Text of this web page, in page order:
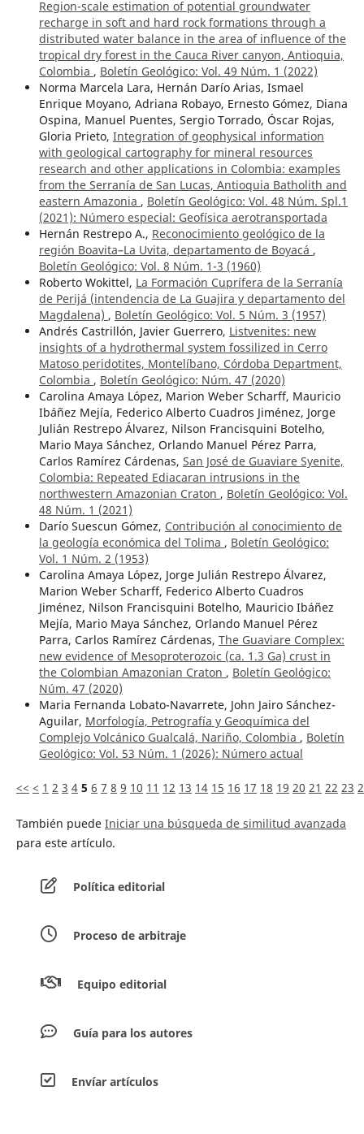
Region-scale estimation of potential groundwater
recharge in soft and hard rock formations through a
distributed water balance in the area of influence of the
tropical dry forest in the Cauca River canyon, Antioquia,
Colombia , Boletín Geológico: Vol. 49 Núm. 1 (2022)
Norma Marcela Lara, Hernán Darío Arias, Ismael
Enrique Moyano, Adriana Robayo, Ernesto Gómez, Diana
Ospina, Manuel Puentes, Sergio Torrado, Óscar Rojas,
Gloria Prieto, Integration of geophysical information
with geological cartography for mineral resources
research and other applications in Colombia: examples
from the Serranía de San Lucas, Antioquia Batholith and
eastern Amazonia , Boletín Geológico: Vol. 48 Núm. Spl.1
(2021): Número especial: Geofísica aerotransportada
Hernán Restrepo A., Reconocimiento geológico de la
región Boavita–La Uvita, departamento de Boyacá ,
Boletín Geológico: Vol. 8 Núm. 1-3 (1960)
Roberto Wokittel, La Formación Cuprífera de la Serranía
de Perijá (intendencia de La Guajira y departamento del
Magdalena) , Boletín Geológico: Vol. 5 Núm. 3 (1957)
Andrés Castrillón, Javier Guerrero, Listvenites: new
insights of a hydrothermal system fossilized in Cerro
Matoso peridotites, Montelíbano, Córdoba Department,
Colombia , Boletín Geológico: Núm. 47 (2020)
Carolina Amaya López, Marion Weber Scharff, Mauricio
Ibáñez Mejía, Federico Alberto Cuadros Jiménez, Jorge
Julián Restrepo Álvarez, Nilson Francisquini Botelho,
Mario Maya Sánchez, Orlando Manuel Pérez Parra,
Carlos Ramírez Cárdenas, San José de Guaviare Syenite,
Colombia: Repeated Ediacaran intrusions in the
northwestern Amazonian Craton , Boletín Geológico: Vol.
48 Núm. 1 (2021)
Darío Suescun Gómez, Contribución al conocimiento de
la geología económica del Tolima , Boletín Geológico:
Vol. 1 Núm. 2 (1953)
Carolina Amaya López, Jorge Julián Restrepo Álvarez,
Marion Weber Scharff, Federico Alberto Cuadros
Jiménez, Nilson Francisquini Botelho, Mauricio Ibáñez
Mejía, Mario Maya Sánchez, Orlando Manuel Pérez
Parra, Carlos Ramírez Cárdenas, The Guaviare Complex:
new evidence of Mesoproterozoic (ca. 1.3 Ga) crust in
the Colombian Amazonian Craton , Boletín Geológico:
Núm. 47 (2020)
Maria Fernanda Lobato-Navarrete, John Jairo Sánchez-
Aguilar, Morfología, Petrografía y Geoquímica del
Complejo Volcánico Gualcalá, Nariño, Colombia , Boletín
Geológico: Vol. 53 Núm. 1 (2026): ¨Número actual
<< < 1 2 3 4 5 6 7 8 9 10 11 12 13 14 15 16 17 18 19 20 21 22 23
También puede Iniciar una búsqueda de similitud avanzada
para este artículo.
Política editorial
Proceso de arbitraje
Equipo editorial
Guía para los autores
Envíar artículos